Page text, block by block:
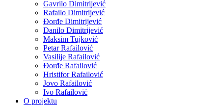
Gavrilo Dimitrijević
Rafailo Dimitrijević
Đorđe Dimitrijević
Danilo Dimitrijević
Maksim Tujković
Petar Rafailović
Vasilije Rafailović
Đorđe Rafailović
Hristifor Rafailović
Jovo Rafailović
Ivo Rafailović
O projektu